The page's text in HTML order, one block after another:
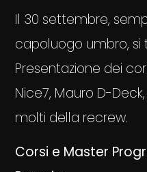
Il 30 settembre,
capoluogo umbro, si
Presentazione dei
Nice7, Mauro D-
molti della recrew.
Corsi e Master